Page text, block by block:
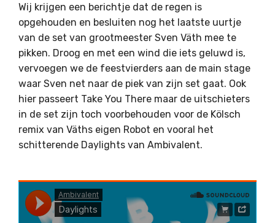
Wij krijgen een berichtje dat de regen is
opgehouden en besluiten nog het laatste uurtje
van de set van grootmeester Sven Väth mee te
pikken. Droog en met een wind die iets geluwd is,
vervoegen we de feestvierders aan de main stage
waar Sven net naar de piek van zijn set gaat. Ook
hier passeert Take You There maar de uitschieters
in de set zijn toch voorbehouden voor de Kölsch
remix van Väths eigen Robot en vooral het
schitterende Daylights van Ambivalent.